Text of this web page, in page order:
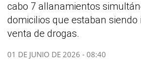
cabo 7 allanamientos
domicilios que estaban siendo
venta de drogas.
01 DE JUNIO DE 2026 - 08:40